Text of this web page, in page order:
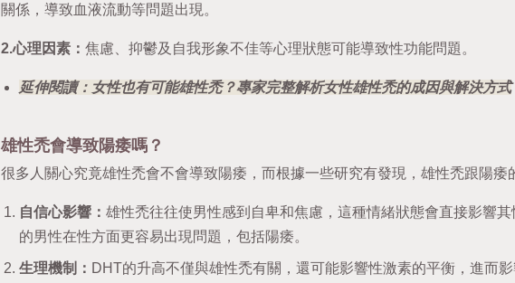
關係，導致血液流動等問題出現。
2.心理因素： 焦慮、抑鬱及自我形象不佳等心理狀態可能導致性功能問題。
延伸閱讀：女性也有可能雄性禿？專家完整解析女性雄性禿的成因與解決方式
雄性禿會導致陽痿嗎？
很多人關心究竟雄性禿會不會導致陽痿，而根據一些研究有發現，雄性禿跟陽痿
自信心影響： 雄性禿往往使男性感到自卑和焦慮，這種情緒狀態會直接影響
的男性在性方面更容易出現問題，包括陽痿。
生理機制： DHT的升高不僅與雄性禿有關，還可能影響性激素的平衡，進而